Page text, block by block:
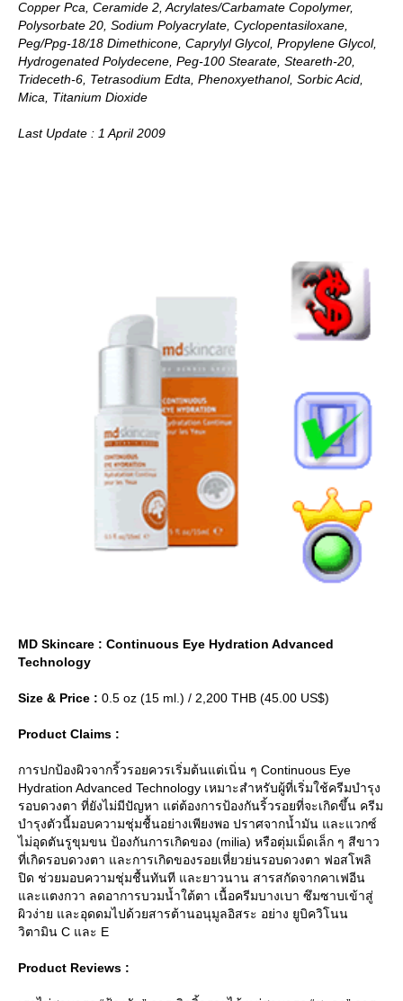
Copper Pca, Ceramide 2, Acrylates/Carbamate Copolymer,
Polysorbate 20, Sodium Polyacrylate, Cyclopentasiloxane,
Peg/Ppg-18/18 Dimethicone, Caprylyl Glycol, Propylene Glycol,
Hydrogenated Polydecene, Peg-100 Stearate, Steareth-20,
Trideceth-6, Tetrasodium Edta, Phenoxyethanol, Sorbic Acid,
Mica, Titanium Dioxide
Last Update : 1 April 2009
MD Skincare : Continuous Eye Hydration Advanced
Technology
Size & Price : 0.5 oz (15 ml.) / 2,200 THB (45.00 US$)
Product Claims :
การปกป้องผิวจากริ้วรอยควรเริ่มต้นแต่เนิ่น ๆ Continuous Eye
Hydration Advanced Technology เหมาะสำหรับผู้ที่เริ่มใช้ครีมบำรุง
รอบดวงตา ที่ยังไม่มีปัญหา แต่ต้องการป้องกันริ้วรอยที่จะเกิดขึ้น ครีม
บำรุงตัวนี้มอบความชุ่มชื้นอย่างเพียงพอ ปราศจากน้ำมัน และแวกซ์
ไม่อุดตันรูขุมขน ป้องกันการเกิดของ (milia) หรือตุ่มเม็ดเล็ก ๆ สีขาว
ที่เกิดรอบดวงตา และการเกิดของรอยเหี่ยวย่นรอบดวงตา ฟอสโพลิ
ปิด ช่วยมอบความชุ่มชื้นทันที และยาวนาน สารสกัดจากคาเฟอีน
ละแตงกวา ลดอาการบวมน้ำใต้ตา เนื้อครีมบางเบา ซึมซาบเข้าสู่
ผิวง่าย และอุดดมไปด้วยสารต้านอนุมูลอิสระ อย่าง ยูบิควิโนน
วิตามิน C และ E
Product Reviews :